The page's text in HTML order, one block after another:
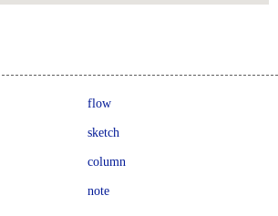
flow
sketch
column
note